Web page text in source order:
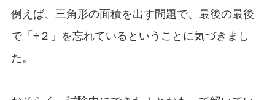
例えば、三角形の面積を出す問題で、最後の最後
で「÷２」を忘れているということに気づきまし
た。